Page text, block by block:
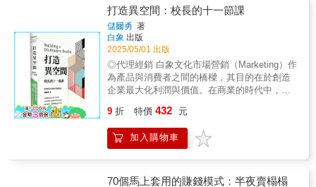
訂價的實務問題上，這是我知道最能幫助你擴
大思考的書。」——菲利浦．科特勒（Philip
Kotler）美國西北大學凱洛格管理學院莊臣國際
行銷學（S.C. Johnson & Son Distinguished
Professor of International Marketing）名譽教
授「赫曼．西蒙是「訂價人」，而且是這個學
科中的偉人。他在世界各大公司的訂價研究與
幫助大中小型組織更精明的訂價。這本書將幫
且也能幫助你的公司。」——凱文．米歇爾
（Kevin Mitchell）專業訂價協會（The
Professional Pricing Society, Inc.）董事長
「赫曼．西蒙會因為新型數位相機提供35%折
法，就能讓你的價值出現在對的人眼前。打造
個人品牌，不是為了迎合大眾，而是為了在資
訊爆炸的AI時代，讓真正需要你的人，精準找
到你。 19位業界達人強勢推薦！！！｜Vito大
叔｜熱情人生學院執行長/人氣播客/圖文作家｜
Nuomi諾米｜知名 iPad 繪圖教師｜吳家德｜
NU PASTA總經理/職場作家｜林思翰｜AI動畫
純粹文案｜林郁棠｜文字力學院創辦人｜林弘
毅(戴蒙老闆) ｜品牌實戰家/貳輪嶼、嶼嶼創意
創辦人｜波莉｜自主生活引導師｜邱茂恒(查爾
獅)｜定方財務顧問共同創辦人/作家｜紀紫羚｜
務顧問共同創辦人/作家｜郝旭烈｜郝聲音
斯莉．詹恩領先業界，創立第一間採用行為科
學的品牌顧問公司；30年來，她協助百事可
樂、安泰人壽、麥當勞和多家《Fortune》500
大企業，使營收成長超過500億美元。詹恩指
出，大腦喜歡聯想、抗拒說服，而最有效又持
久的行銷策略，就是讓你的產品在人們腦中佔
有廣闊的心智版圖。本書將翻轉10條常見的行
銷規則，提出多數人所忽略的有效捷徑。▌快速
連結顧客的大腦，發揮槓桿泰勒斯、哈利波特
為何熱賣到必須拜託通路不要推銷？純品康納
犯了什麼錯，竟然讓銷量在2個月內跌掉20%？
答案就在腦中的正向聯想。善用熟悉感、找到
打造異空間：校長的十一節課
儲爾勇 著
白象 出版
2025/05/01 出版
◎代理經銷 白象文化市場營銷（Marketing）作
為產品與消費者之間的橋樑，其目的在於創造
企業最大化利潤與價值。在商業的時代中，理
銷活動，打造更有目的性的創新，以及帶來實
際的業務增長。物物交換的討論，進階為以創
造顧客價值為核心的現代營銷理念，市場營銷
和消費者行為的改變而不斷的在變化，每一個
9 折 特價 432 元
加入購物車
70個馬上套用的賺錢模式：半夜賣榻榻